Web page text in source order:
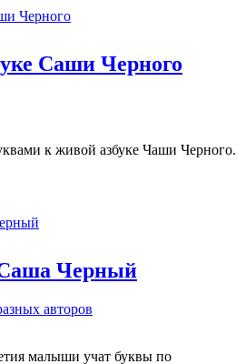
Саши Черного
к живой азбуке Чаши Черного.
Черный
авторов
малыши учат буквы по